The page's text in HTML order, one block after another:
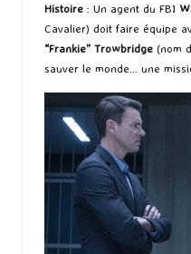
Histoire : Un agent du FBI
Cavalier) doit faire équipe
“Frankie” Trowbridge (nom
sauver le monde… une